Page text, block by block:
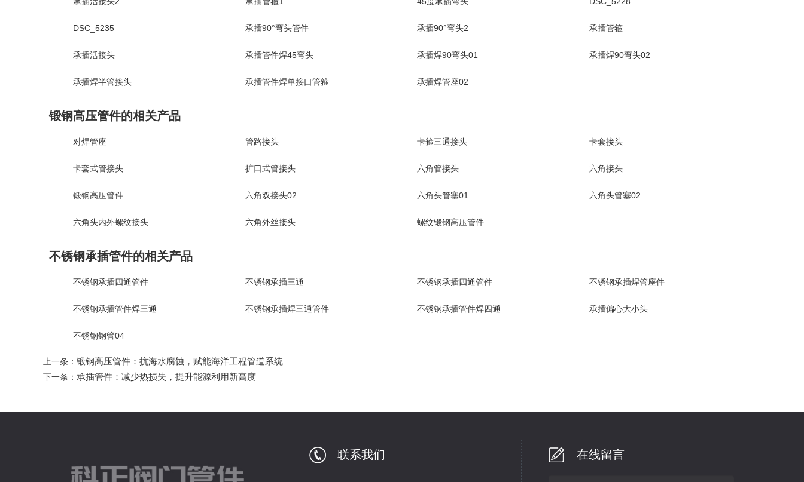
DSC_5235 承插90°弯头管件 承插90°弯头2 承插管箍
承插活接头 承插管件焊45弯头 承插焊90弯头01 承插焊90弯头02
承插焊半管接头 承插管件焊单接口管箍 承插焊管座02
锻钢高压管件的相关产品
对焊管座 管路接头 卡箍三通接头 卡套接头
卡套式管接头 扩口式管接头 六角管接头 六角接头
锻钢高压管件 六角双接头02 六角头管塞01 六角头管塞02
六角头内外螺纹接头 六角外丝接头 螺纹锻钢高压管件
不锈钢承插管件的相关产品
不锈钢承插四通管件 不锈钢承插三通 不锈钢承插四通管件 不锈钢承插焊管座件
不锈钢承插管件焊三通 不锈钢承插焊三通管件 不锈钢承插管件焊四通 承插偏心大小头
不锈钢钢管04
上一条： 锻钢高压管件：抗海水腐蚀，赋能海洋工程管道系统
下一条： 承插管件：减少热损失，提升能源利用新高度
联系我们 在线留言